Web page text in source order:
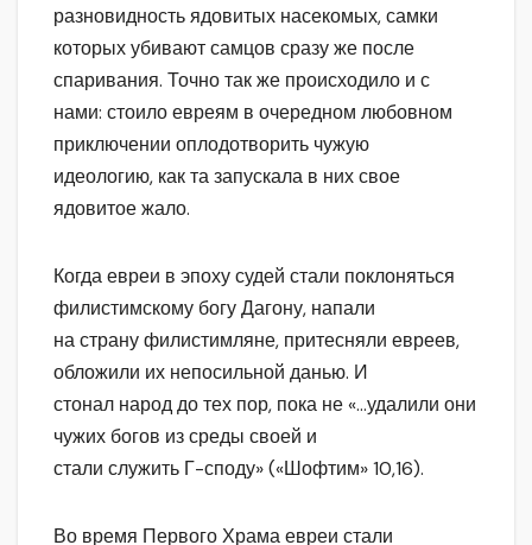
разновидность ядовитых насекомых, самки
которых убивают самцов сразу же после
спаривания. Точно так же происходило и с
нами: стоило евреям в очередном любовном
приключении оплодотворить чужую
идеологию, как та запускала в них свое
ядовитое жало.
Когда евреи в эпоху судей стали поклоняться
филистимскому богу Дагону, напали
на страну филистимляне, притесняли евреев,
обложили их непосильной данью. И
стонал народ до тех пор, пока не «…удалили они
чужих богов из среды своей и
стали служить Г-споду» («Шофтим» 10,16).
Во время Первого Храма евреи стали